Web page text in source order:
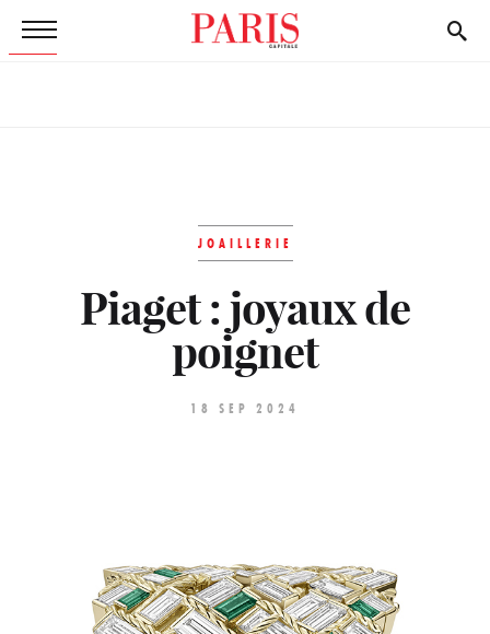
JOAILLERIE
Piaget : joyaux de
poignet
18 SEP 2024